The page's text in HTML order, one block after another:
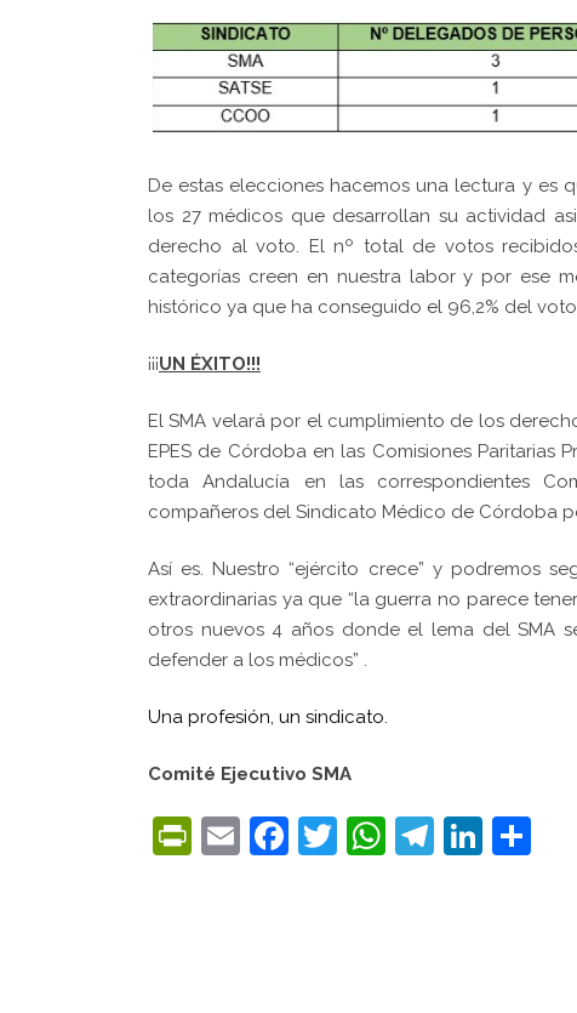
De estas elecciones hacemos una lectura y es
los 27 médicos que desarrollan su actividad
derecho al voto. El nº total de votos
categorías creen en nuestra labor y por ese
histórico ya que ha conseguido el 96,2% del
¡¡¡UN ÉXITO!!!
El SMA velará por el cumplimiento de los
EPES de Córdoba en las Comisiones Paritarias
toda Andalucía en las correspondientes
compañeros del Sindicato Médico de Córdoba
Así es. Nuestro “ejército crece” y podremos
extraordinarias ya que “la guerra no parece
otros nuevos 4 años donde el lema del SMA
defender a los médicos” .
Una profesión, un sindicato.
Comité Ejecutivo SMA
PrintFriendly
EmailFacebook
Twitter
WhatsApp